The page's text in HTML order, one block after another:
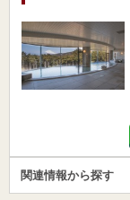
関連情報から探す